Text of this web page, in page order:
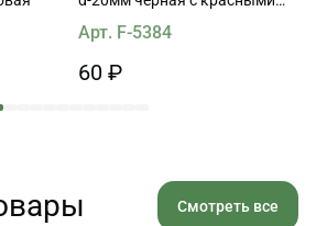
вкраплениями
Арт. F-5384
60 ₽
Смотреть все